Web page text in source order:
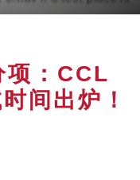
项：CCL
间出炉！